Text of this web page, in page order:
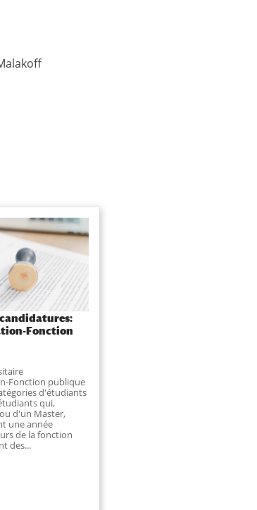
Fonction
Fonction publique
d'étudiants
qui,
d'un Master,
une année
de la fonction
des...